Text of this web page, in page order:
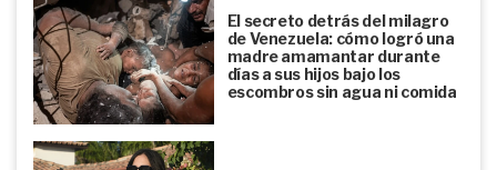
El secreto detrás del milagro
de Venezuela: cómo logró una
madre amamantar durante
días a sus hijos bajo los
escombros sin agua ni comida